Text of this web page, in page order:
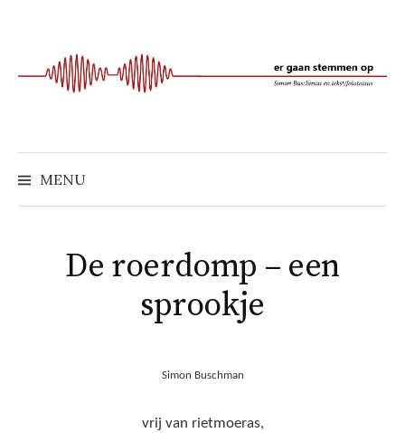
springen
MENU
De roerdomp – een
sprookje
Simon Buschman
vrij van rietmoeras,